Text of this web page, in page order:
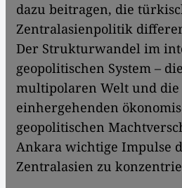
dazu beitragen, die
Zentralasienpolitik
Der Strukturwandel im
geopolitischen System –
multipolaren Welt und
einhergehenden
geopolitischen
Ankara wichtige Impulse
Zentralasien zu